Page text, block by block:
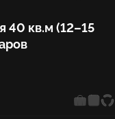
40 кв.м (12–15